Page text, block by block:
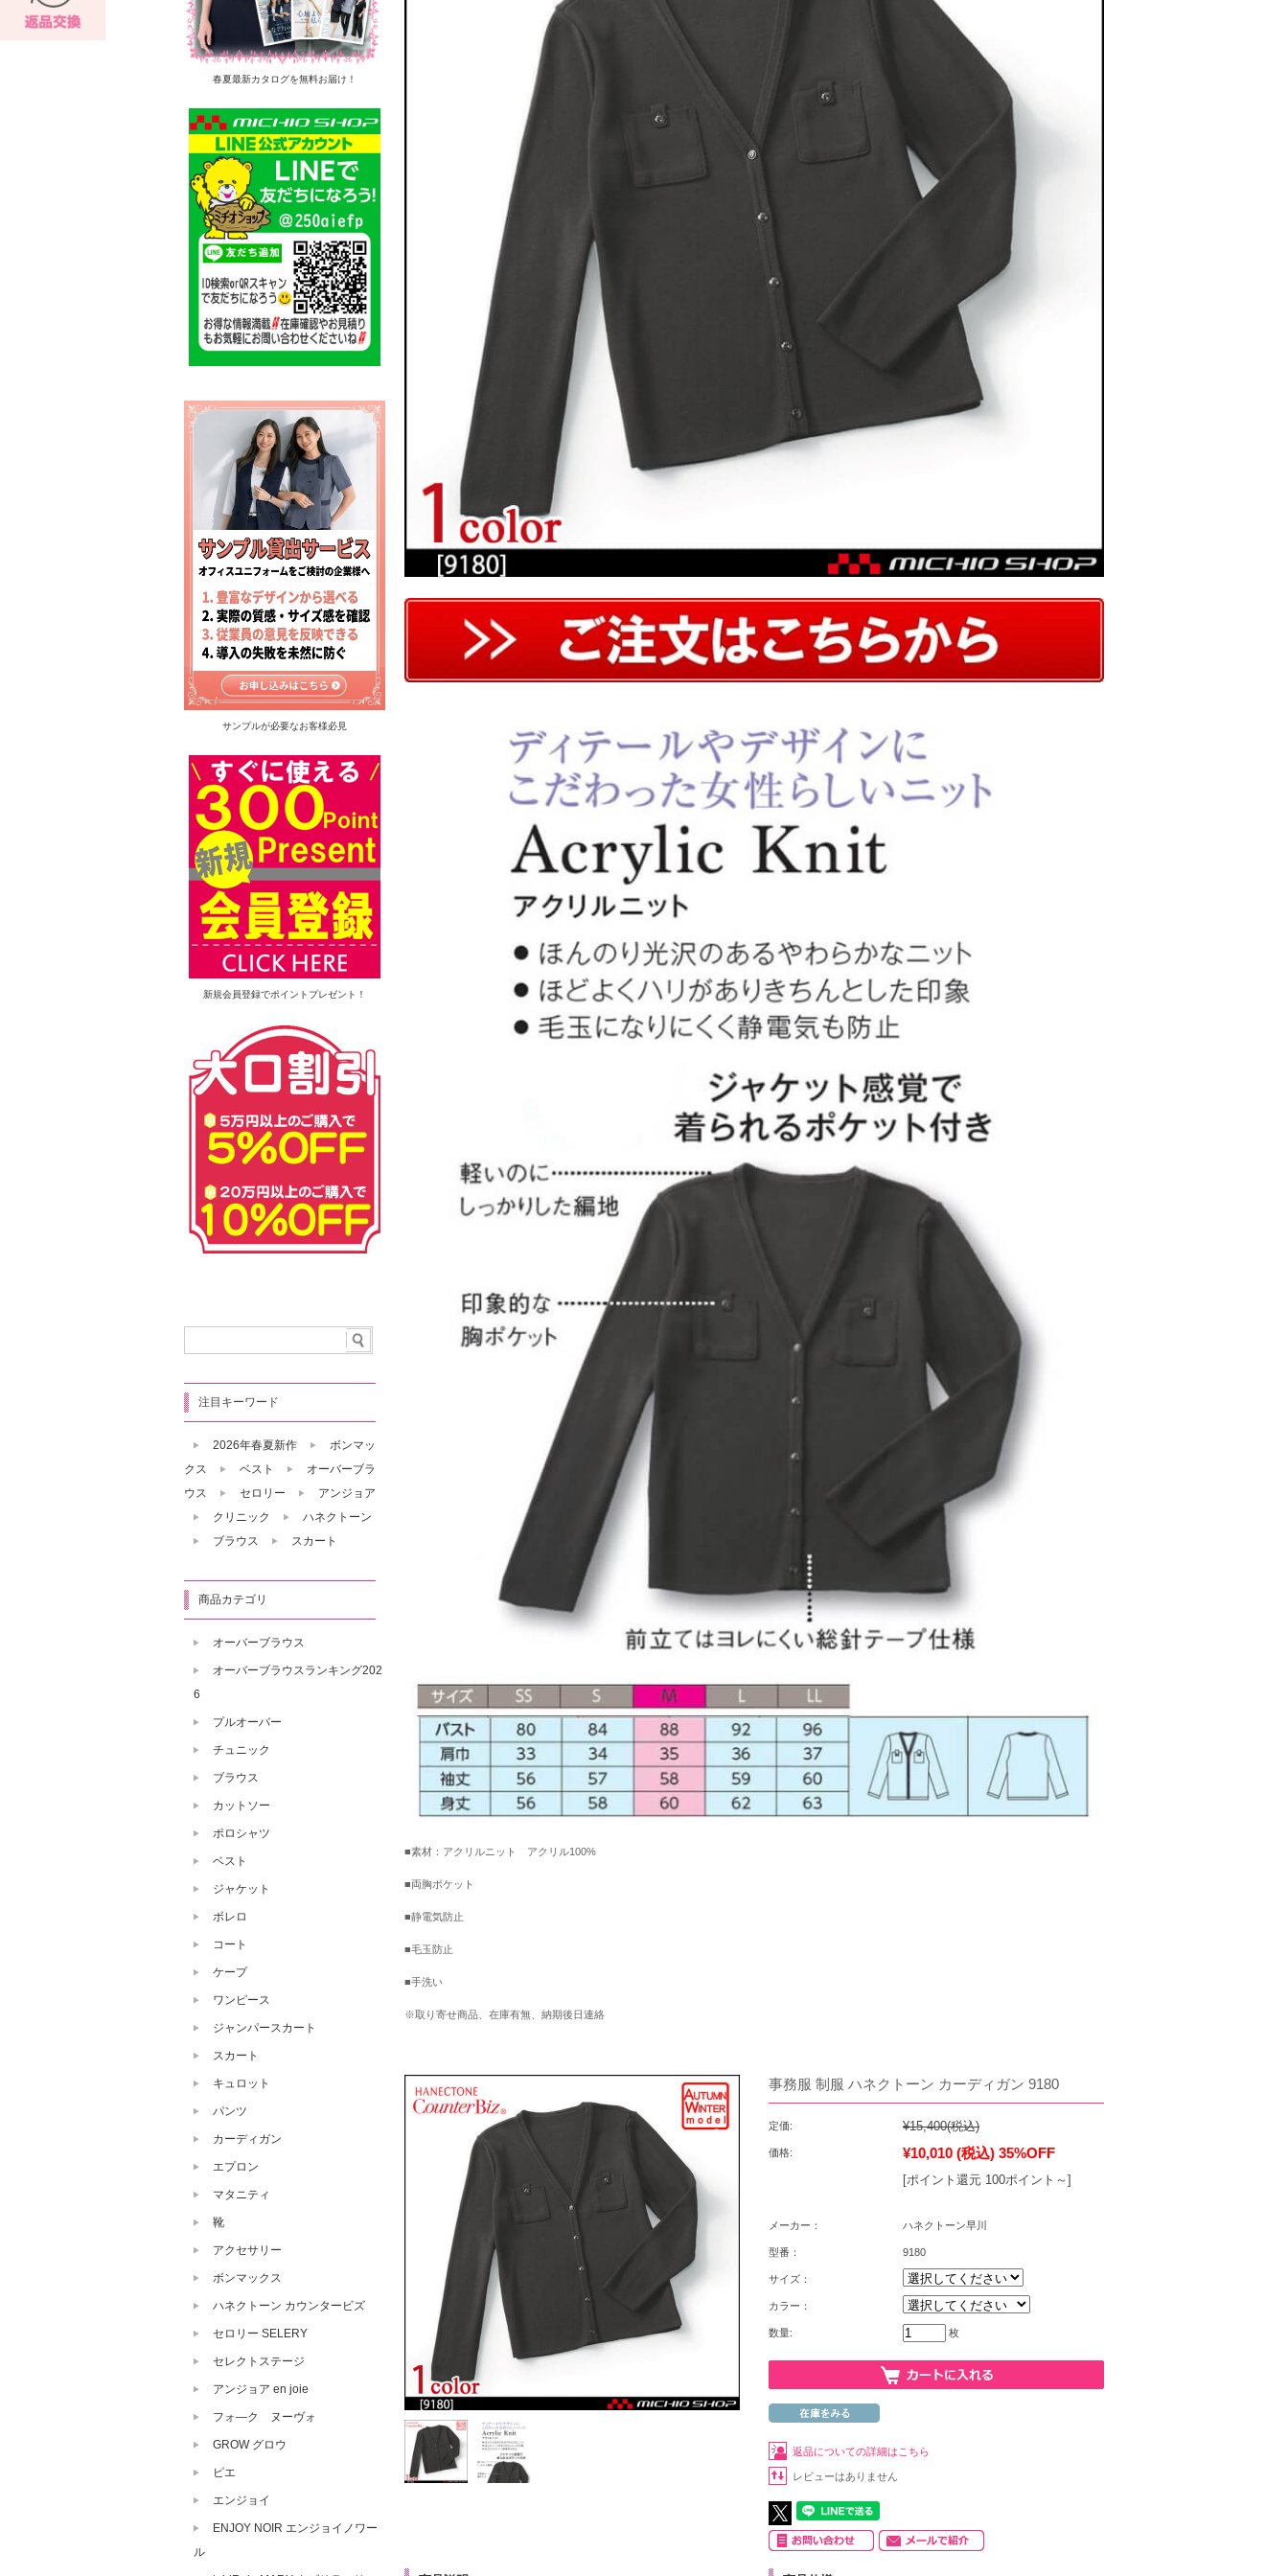
■素材：アクリルニット アクリル100%
■両胸ポケット
■静電気防止
■毛玉防止
■手洗い
※取り寄せ商品、在庫有無、納期後日連絡
事務服 制服 ハネクトーン カーディガン 9180
定価: ¥15,400(税込)
価格: ¥10,010 (税込) 35%OFF
[ポイント還元 100ポイント～]
メーカー： ハネクトーン早川
型番： 9180
サイズ：
カラー：
数量: 枚
返品についての詳細はこちら
レビューはありません
春夏最新カタログを無料お届け！
サンプルが必要なお客様必見
新規会員登録でポイントプレゼント！
注目キーワード
2026年春夏新作
ボンマッ
クス
ベスト
オーバーブラ
ウス
セロリー
アンジョア
クリニック
ハネクトーン
ブラウス
スカート
商品カテゴリ
オーバーブラウス
オーバーブラウスランキング202
6
プルオーバー
チュニック
ブラウス
カットソー
ポロシャツ
ベスト
ジャケット
ボレロ
コート
ケープ
ワンピース
ジャンパースカート
スカート
キュロット
パンツ
カーディガン
エプロン
マタニティ
靴
アクセサリー
ボンマックス
ハネクトーン カウンタービズ
セロリー SELERY
セレクトステージ
アンジョア en joie
フォ―ク ヌーヴォ
GROW グロウ
ピエ
エンジョイ
ENJOY NOIR エンジョイノワー
ル